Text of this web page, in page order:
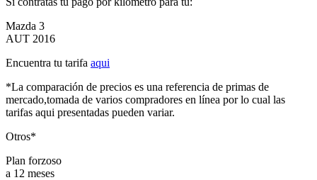
Mazda 3
AUT 2016
Encuentra tu tarifa aqui
*La comparación de precios es una referencia de primas de
mercado,tomada de varios compradores en línea por lo cual las
tarifas aqui presentadas pueden variar.
Otros*
Plan forzoso
a 12 meses